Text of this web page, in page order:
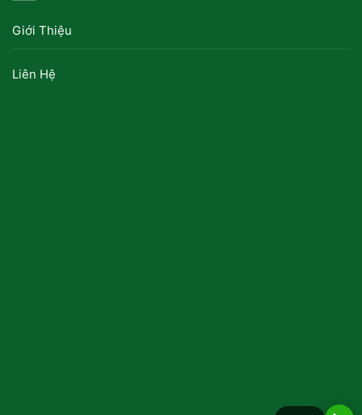
Giới Thiệu
Liên Hệ